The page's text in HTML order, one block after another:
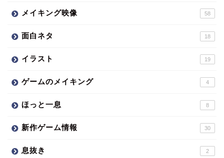
メイキング映像 58
面白ネタ 18
イラスト 19
ゲームのメイキング 4
ほっと一息 8
新作ゲーム情報 30
息抜き 2